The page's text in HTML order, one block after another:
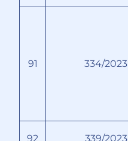
91 334/2023
92 339/2023